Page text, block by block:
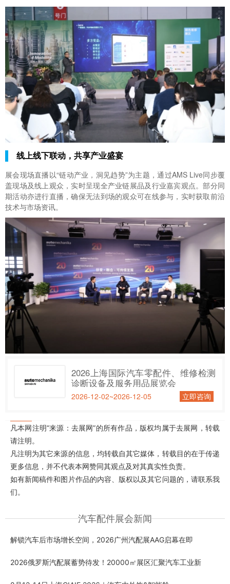
线上线下联动，共享产业盛宴
展会现场直播以“链动产业，洞见趋势”为主题，通过AMS Live同步覆
盖现场及线上观众，实时呈现全产业链展品及行业嘉宾观点。部分同
期活动亦进行直播，确保无法到场的观众可在线参与，实时获取前沿
技术与市场资讯。
2026上海国际汽车零配件、维修检测
诊断设备及服务用品展览会
2026-12-02~2026-12-05 立即咨询
凡本网注明“来源：去展网”的所有作品，版权均属于去展网，转载
请注明。
凡注明为其它来源的信息，均转载自其它媒体，转载目的在于传递
更多信息，并不代表本网赞同其观点及对其真实性负责。
如有新闻稿件和图片作品的内容、版权以及其它问题的，请联系我
们。
汽车配件展会新闻
解锁汽车后市场增长空间，2026广州汽配展AAG启幕在即
2026俄罗斯汽配展蓄势待发！20000㎡展区汇聚汽车工业新